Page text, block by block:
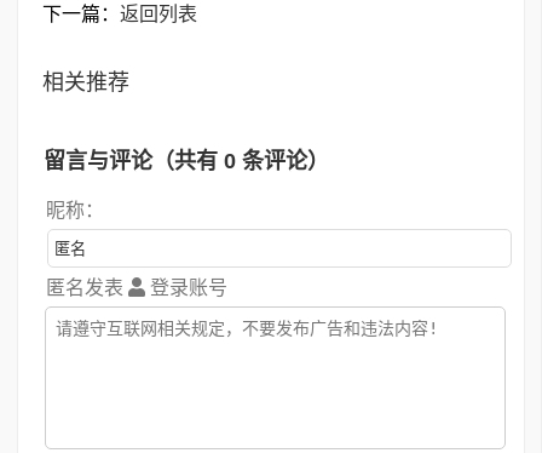
下一篇： 返回列表
相关推荐
留言与评论（共有 0 条评论）
昵称：
匿名发表 登录账号